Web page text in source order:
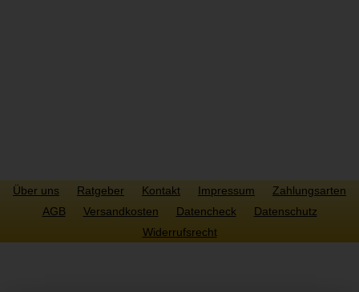
Über uns Ratgeber Kontakt Impressum
Zahlungsarten
AGB
Versandkosten Datencheck
Datenschutz
Widerrufsrecht